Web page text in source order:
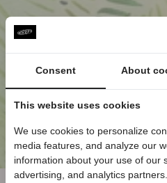
o
Y
n
g
e
r
K
o
n
g
e
r
K
Consent About
This website uses cookies
We use cookies to personalize
media features, and analyze our
information about your use of our
advertising, and analytics
Welkom
Ontvang 5% korting